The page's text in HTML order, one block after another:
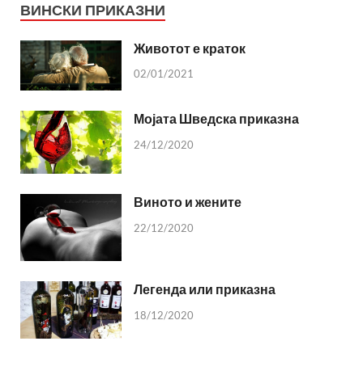
ВИНСКИ ПРИКАЗНИ
Животот е краток
02/01/2021
Мојата Шведска приказна
24/12/2020
Виното и жените
22/12/2020
Легенда или приказна
18/12/2020